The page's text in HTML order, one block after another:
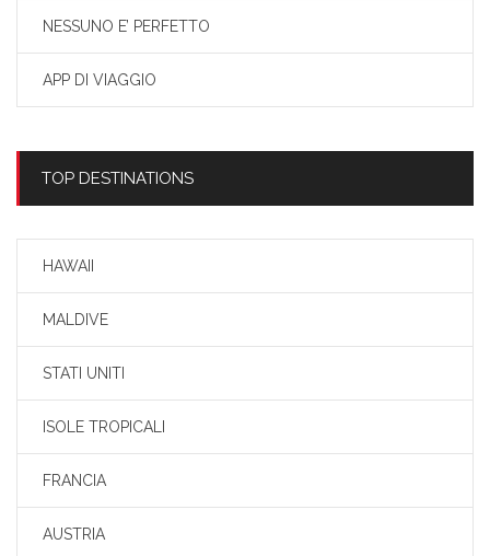
NESSUNO E’ PERFETTO
APP DI VIAGGIO
TOP DESTINATIONS
HAWAII
MALDIVE
STATI UNITI
ISOLE TROPICALI
FRANCIA
AUSTRIA